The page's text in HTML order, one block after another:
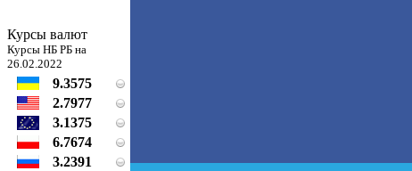
Курсы валют
Курсы НБ РБ на
26.02.2022
9.3575
2.7977
3.1375
6.7674
3.2391